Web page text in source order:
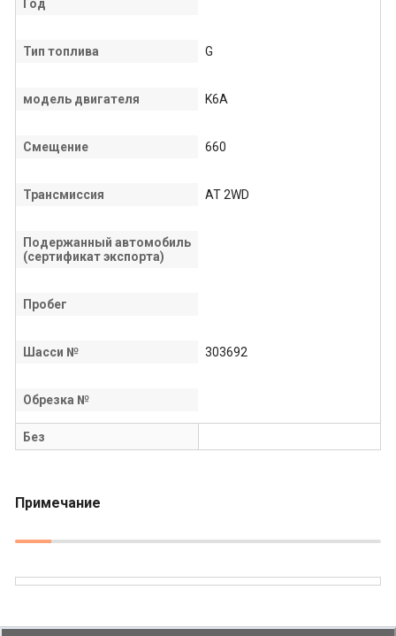
Год
Тип топлива G
модель двигателя K6A
Смещение 660
Трансмиссия AT 2WD
Подержанный автомобиль
(сертификат экспорта)
Пробег
Шасси № 303692
Обрезка №
Без
Примечание